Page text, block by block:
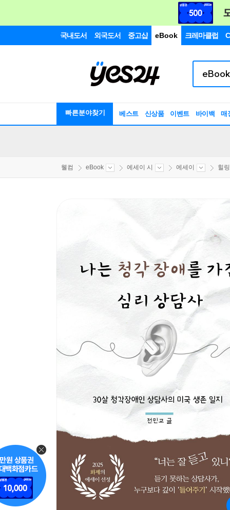
국내도서 외국도서 중고샵 eBook 크레마클럽
빠른분야찾기 베스트 신상품 이벤트 바이백 매
웰컴 eBook 에세이 시 에세이 힐